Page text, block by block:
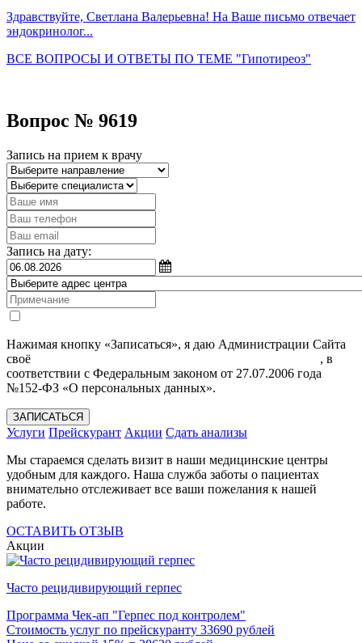
Здравствуйте, Светлана Валерьевна! На Ваше письмо отвечает
эндокринолог...
ВСЕ ВОПРОСЫ И ОТВЕТЫ ПО ТЕМЕ "Гипотиреоз"
Вопрос № 9619
Запись на прием к врачу
Запись на дату:
Нажимая кнопку «Записаться», я даю Администрации Сайта
своё
, в
соответствии с Федеральным законом от 27.07.2006 года
№152-ФЗ «О персональных данных».
ЗАПИСАТЬСЯ
Услуги Прейскурант Акции Сдать анализы
Мы стараемся сделать визит в наши медицинские центры
удобным для каждого. Наша служба заботы о пациентах
внимательно отслеживает все ваши пожелания к нашей
работе.
ОСТАВИТЬ ОТЗЫВ
Акции
Часто рецидивирующий герпес
Программа Чек-ап "Герпес под контролем"
Стоимость услуг по прейскуранту 33690 рублей